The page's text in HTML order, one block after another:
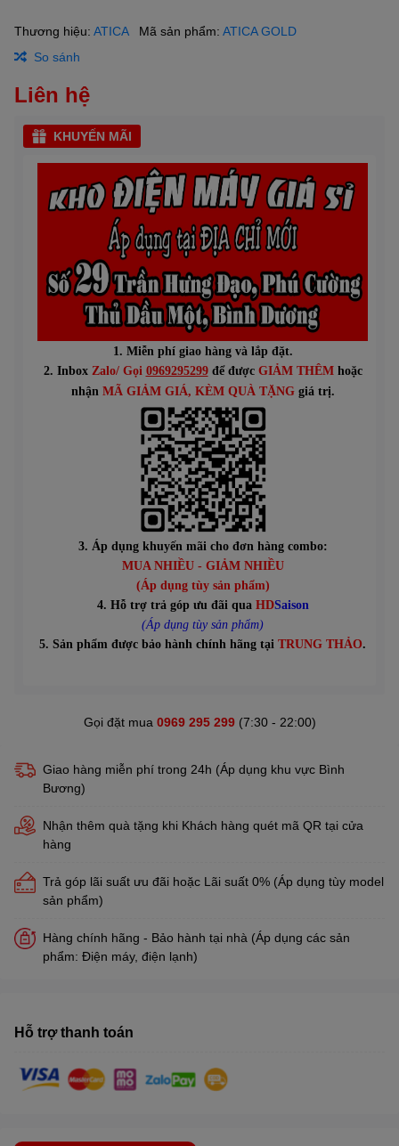
Thương hiệu: ATICA Mã sản phẩm: ATICA GOLD
So sánh
Liên hệ
KHUYẾN MÃI
1. Miễn phí giao hàng và lắp đặt.
2. Inbox Zalo/ Gọi 0969295299để được GIẢM THÊMhoặc
nhận MÃ GIẢM GIÁ, KÈM QUÀ TẶNGgiá trị.
3. Áp dụng khuyến mãi cho đơn hàng combo:
MUA NHIỀU - GIẢM NHIỀU
(Áp dụng tùy sản phẩm)
4. Hỗ trợ trả góp ưu đãi qua HDSaison
(Áp dụng tùy sản phẩm)
5. Sản phẩm được bảo hành chính hãng tại TRUNG THẢO.
Gọi đặt mua 0969 295 299(7:30 - 22:00)
Giao hàng miễn phí trong 24h (Áp dụng khu vực Bình
Bương)
Nhận thêm quà tặng khi Khách hàng quét mã QR tại cửa
hàng
Trả góp lãi suất ưu đãi hoặc Lãi suất 0% (Áp dụng tùy model
sản phẩm)
Hàng chính hãng - Bảo hành tại nhà (Áp dụng các sản
phẩm: Điện máy, điện lạnh)
Hỗ trợ thanh toán